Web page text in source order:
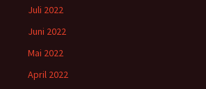
Juli 2022
Juni 2022
Mai 2022
April 2022